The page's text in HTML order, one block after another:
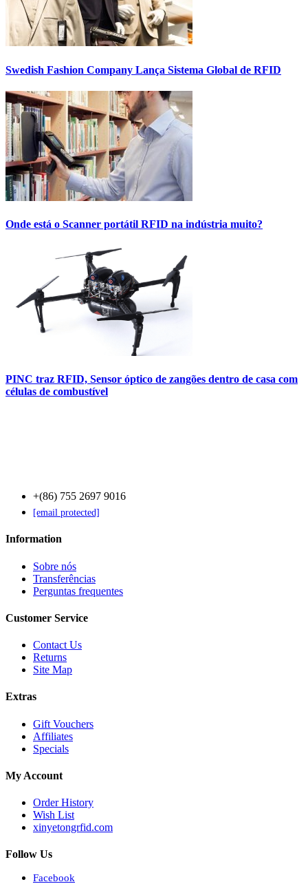
Swedish Fashion Company Lança Sistema Global de RFID
Onde está o Scanner portátil RFID na indústria muito?
PINC traz RFID, Sensor óptico de zangões dentro de casa com
células de combustível
+(86) 755 2697 9016
[email protected]
Information
Sobre nós
Transferências
Perguntas frequentes
Customer Service
Contact Us
Returns
Site Map
Extras
Gift Vouchers
Affiliates
Specials
My Account
Order History
Wish List
xinyetongrfid.com
Follow Us
Facebook